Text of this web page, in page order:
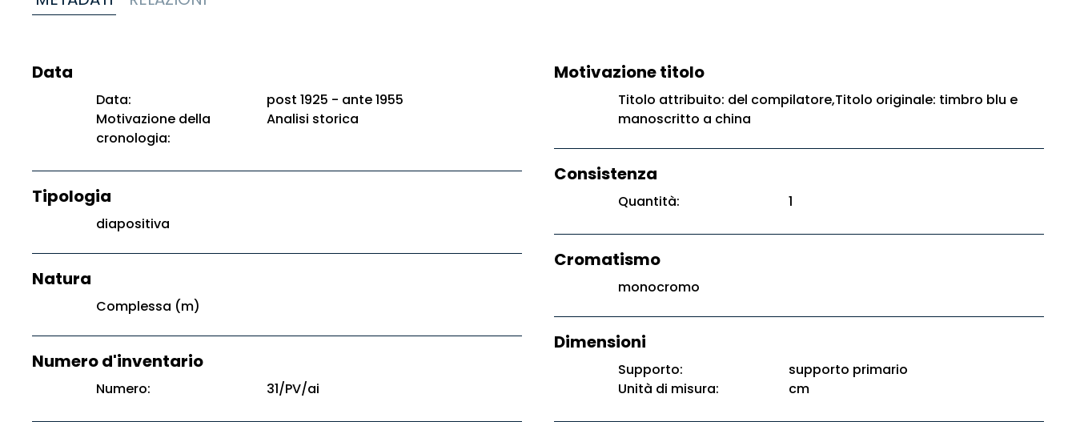
Data
Data:
post 1925 - ante 1955
Motivazione della
cronologia:
Analisi storica
Tipologia
diapositiva
Natura
Complessa (m)
Numero d'inventario
Numero: 31/PV/ai
Motivazione titolo
Titolo attribuito: del compilatore,Titolo originale: timbro blu e
manoscritto a china
Consistenza
Quantità: 1
Cromatismo
monocromo
Dimensioni
Supporto:
supporto primario
Unità di misura:
cm